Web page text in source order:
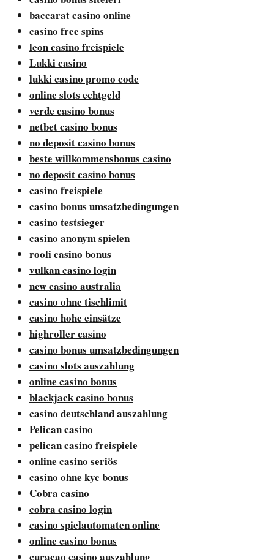
baccarat casino online
casino free spins
leon casino freispiele
Lukki casino
lukki casino promo code
online slots echtgeld
verde casino bonus
netbet casino bonus
no deposit casino bonus
beste willkommensbonus casino
no deposit casino bonus
casino freispiele
casino bonus umsatzbedingungen
casino testsieger
casino anonym spielen
rooli casino bonus
vulkan casino login
new casino australia
casino ohne tischlimit
casino hohe einsätze
highroller casino
casino bonus umsatzbedingungen
casino slots auszahlung
online casino bonus
blackjack casino bonus
casino deutschland auszahlung
Pelican casino
pelican casino freispiele
online casino seriös
casino ohne kyc bonus
Cobra casino
cobra casino login
casino spielautomaten online
online casino bonus
curacao casino auszahlung